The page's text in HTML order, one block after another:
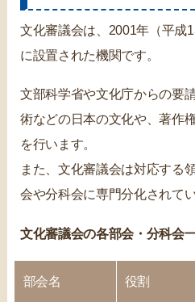
文化審議会は、2001年（平成
に設置された機関です。
文部科学省や文化庁からの要
術などの日本の文化や、著作
を行います。
また、文化審議会は対応する
会や分科会に専門分化されてい
文化審議会の各部会・分科会
部会名 役割